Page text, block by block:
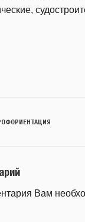
Вам